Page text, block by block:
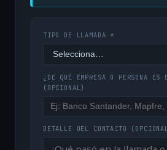
TIPO DE LLAMADA *
¿DE QUÉ EMPRESA O PERSONA ES
(OPCIONAL)
DETALLE DEL CONTACTO